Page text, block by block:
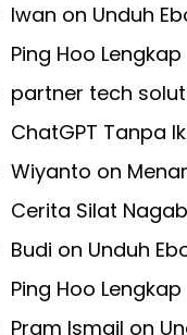
Iwan on Unduh
Ping Hoo Lengkap
partner tech
ChatGPT Tanpa
Wiyanto on
Cerita Silat
Budi on Unduh
Ping Hoo Lengkap
Pram Ismail on